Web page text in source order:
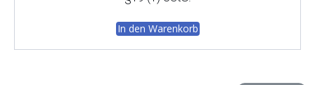
In den Warenkorb